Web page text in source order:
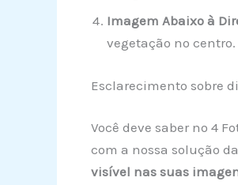
Imagem Abaixo à
vegetação no centro.
Esclarecimento sobre
Você deve saber no 4
com a nossa solução
visível nas suas